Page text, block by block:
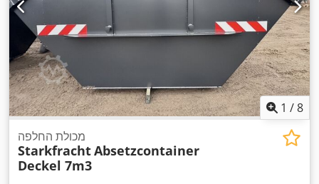
1 /8
מכולת החלפה
StarkfrachtAbsetzcontainer
Deckel 7m3